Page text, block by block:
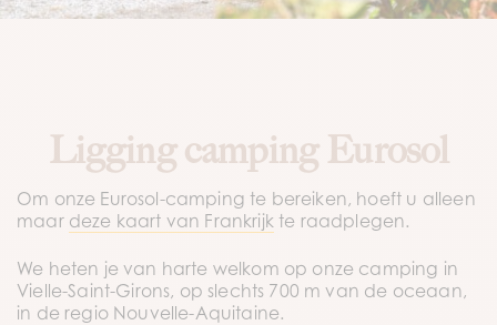
Ligging camping Eurosol
Om onze Eurosol-camping te bereiken, hoeft u alleen
maar deze kaart van Frankrijk te raadplegen.
We heten je van harte welkom op onze camping in
Vielle-Saint-Girons, op slechts 700 m van de oceaan,
in de regio Nouvelle-Aquitaine.